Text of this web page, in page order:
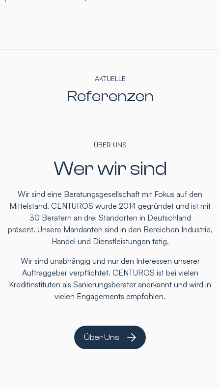
AKTUELLE
Referenzen
ÜBER UNS
Wer wir sind
Wir sind eine Beratungsgesellschaft mit Fokus auf den
Mittelstand. CENTUROS wurde 2014 gegründet und ist mit
30 Beratern an drei Standorten in Deutschland
präsent. Unsere Mandanten sind in den Bereichen Industrie,
Handel und Dienstleistungen tätig.
Wir sind unabhängig und nur den Interessen unserer
Auftraggeber verpflichtet. CENTUROS ist bei vielen
Kreditinstituten als Sanierungsberater anerkannt und wird in
vielen Engagements empfohlen.
Über Uns